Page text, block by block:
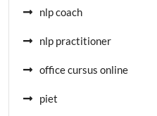
nlp coach
nlp practitioner
office cursus online
piet